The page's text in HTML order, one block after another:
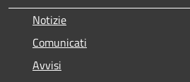
Notizie
Comunicati
Avvisi